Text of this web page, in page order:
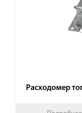
Расходомер